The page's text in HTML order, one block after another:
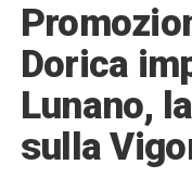
Dorica
Lunano,
sulla